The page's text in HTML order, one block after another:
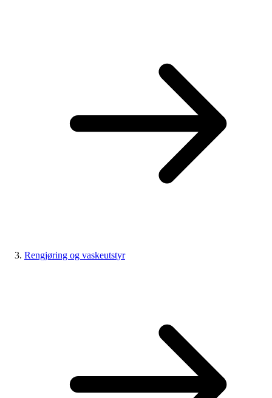
Rengjøring og vaskeutstyr